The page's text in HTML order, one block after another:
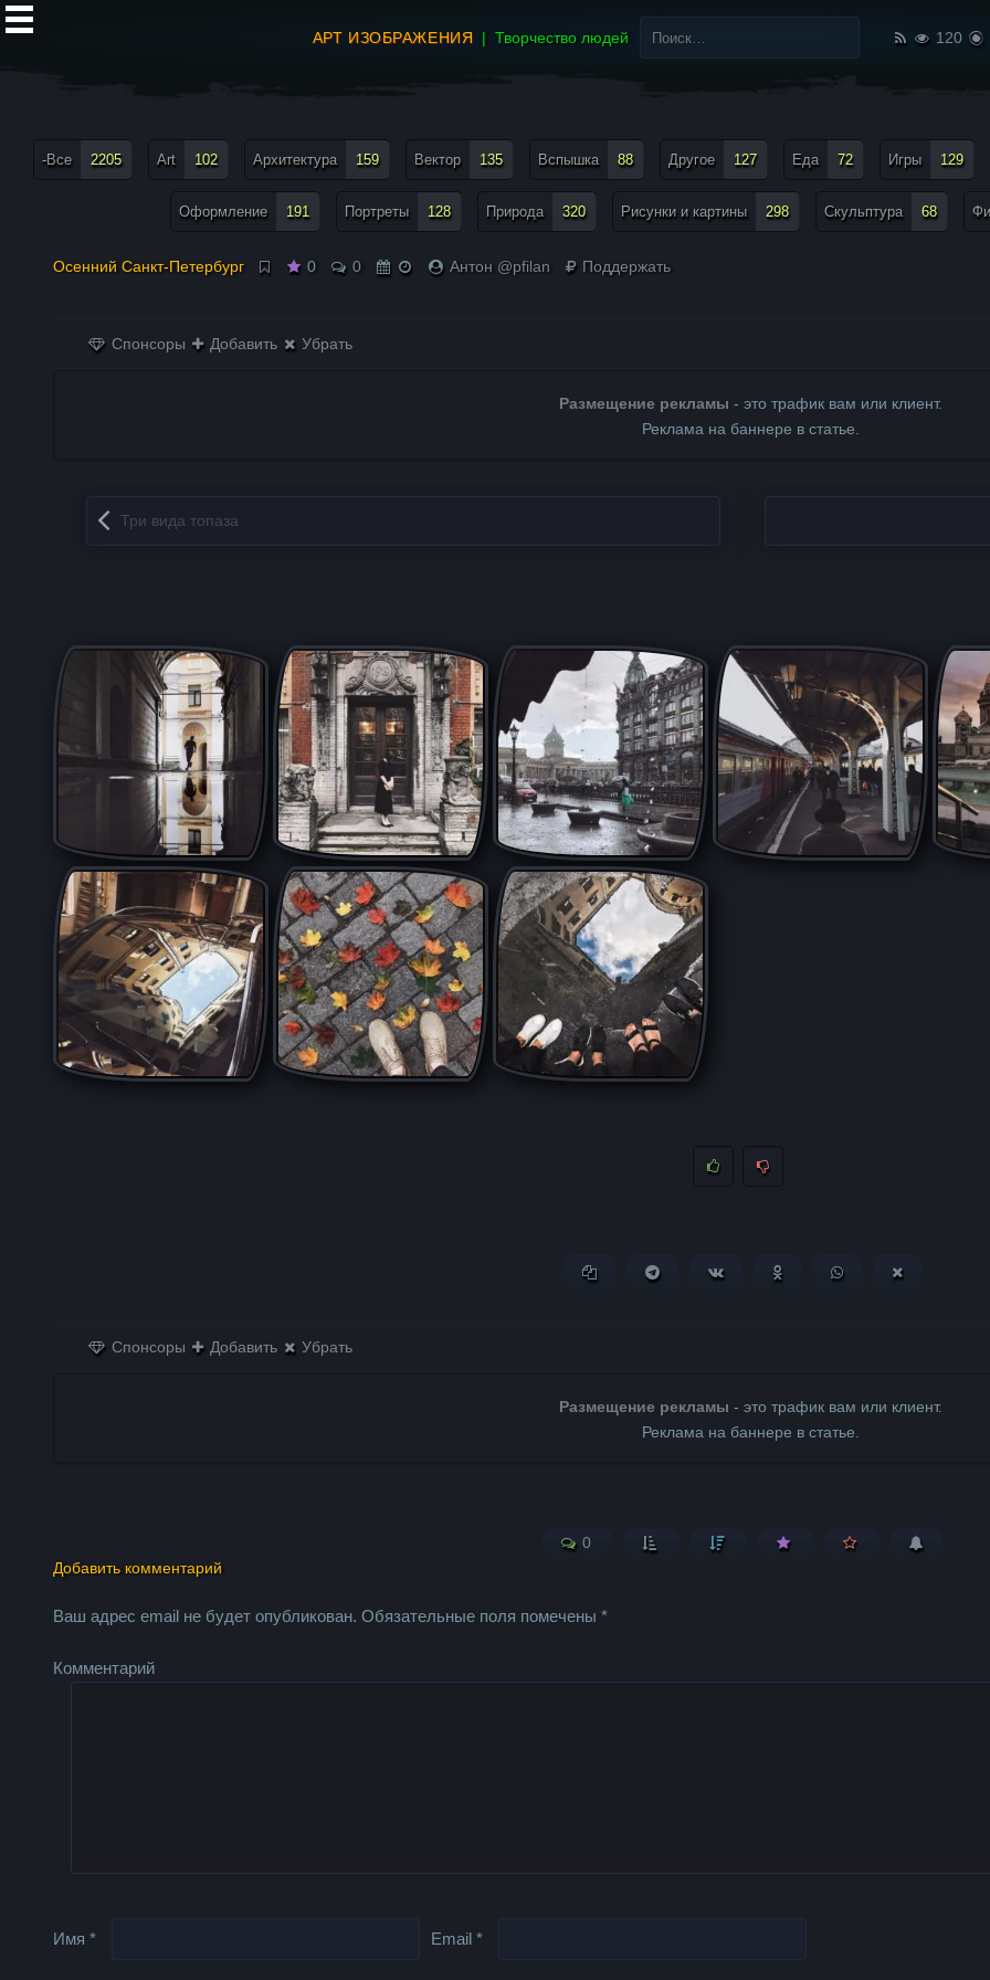
АРТ ИЗОБРАЖЕНИЯ Творчество людей
Найти:
120
-Все 2205 Art 102 Архитектура 159 Вектор 135 Вспышка 88 Другое 127 Еда 72 Игры 129
Оформление 191 Портреты 128 Природа 320 Рисунки и картины 298 Скульптура 68
Осенний Санкт-Петербург 0 0 Антон @pfilan Поддержать
Спонсоры Добавить Убрать
Размещение рекламы - это трафик вам или клиент.
Реклама на баннере в статье.
Запись навигация
Три вида топаза
Копировать ссылкуПоделиться в Telegram
Поделиться ВКонтакте
Поделиться вПоделиться в
Спонсоры Добавить Убрать
Размещение рекламы - это трафик вам или клиент.
Реклама на баннере в статье.
0
Добавить комментарий
Ваш адрес email не будет опубликован. Обязательные поля помечены*
Комментарий
Имя* Email*